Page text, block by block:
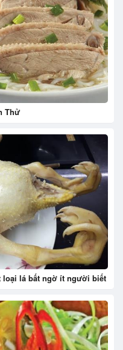
Thử
lá bất ngờ ít người biết